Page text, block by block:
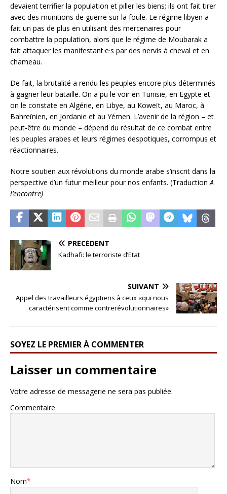
devaient terrifier la population et piller les biens; ils ont fait tirer
avec des munitions de guerre sur la foule. Le régime libyen a
fait un pas de plus en utilisant des mercenaires pour
combattre la population, alors que le régime de Moubarak a
fait attaquer les manifestant·e·s par des nervis à cheval et en
chameau.
De fait, la brutalité a rendu les peuples encore plus déterminés
à gagner leur bataille. On a pu le voir en Tunisie, en Egypte et
on le constate en Algérie, en Libye, au Koweït, au Maroc, à
Bahreïnien, en Jordanie et au Yémen. L’avenir de la région – et
peut-être du monde – dépend du résultat de ce combat entre
les peuples arabes et leurs régimes despotiques, corrompus et
réactionnaires.
Notre soutien aux révolutions du monde arabe s’inscrit dans la
perspective d’un futur meilleur pour nos enfants. (TraductionA
l’encontre)
PRÉCÉDENT
Kadhafi: le terroriste d’Etat
SUIVANT
Appel des travailleurs égyptiens à ceux «qui nous
caractérisent comme contrerévolutionnaires»
SOYEZ LE PREMIER À COMMENTER
Laisser un commentaire
Votre adresse de messagerie ne sera pas publiée.
Commentaire
Nom*